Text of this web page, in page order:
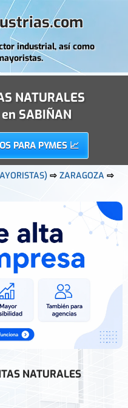
industrial, así como
NATURALES
SABIÑAN
PARA PYMES 📈
⇨ZARAGOZA ⇨
NATURALES